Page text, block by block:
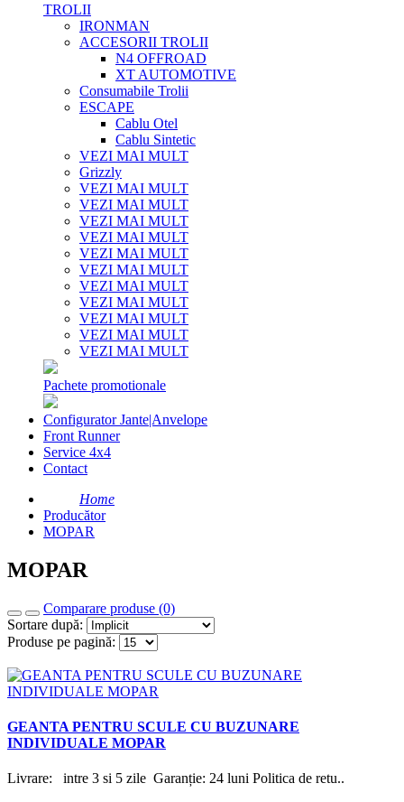
TROLII
IRONMAN
ACCESORII TROLII
N4 OFFROAD
XT AUTOMOTIVE
Consumabile Trolii
ESCAPE
Cablu Otel
Cablu Sintetic
VEZI MAI MULT
Grizzly
VEZI MAI MULT
VEZI MAI MULT
VEZI MAI MULT
VEZI MAI MULT
VEZI MAI MULT
VEZI MAI MULT
VEZI MAI MULT
VEZI MAI MULT
VEZI MAI MULT
VEZI MAI MULT
VEZI MAI MULT
Pachete promotionale
Configurator Jante|Anvelope
Front Runner
Service 4x4
Contact
Home
Producător
MOPAR
MOPAR
Comparare produse (0)
Sortare după:
Produse pe pagină:
GEANTA PENTRU SCULE CU BUZUNARE
INDIVIDUALE MOPAR
Livrare: intre 3 si 5 zile Garanție: 24 luni Politica de retu..